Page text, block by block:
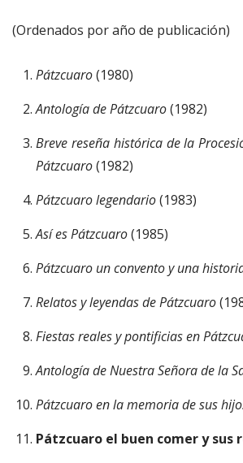
(Ordenados por año de publicación)
Pátzcuaro(1980)
Antología de Pátzcuaro(1982)
Breve reseña histórica de la
Pátzcuaro(1982)
Pátzcuaro legendario(1983)
Así es Pátzcuaro(1985)
Pátzcuaro un convento y una
Relatos y leyendas de Pátzcuaro
Fiestas reales y pontificias en
Antología de Nuestra Señora de la
Pátzcuaro en la memoria de sus
Pátzcuaro el buen comer y sus